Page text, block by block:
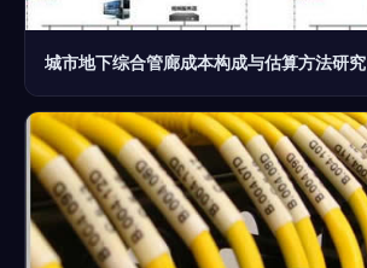
城市地下综合管廊成本构成与估算方法研究